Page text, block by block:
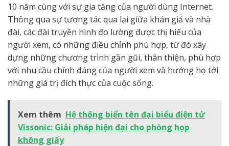
10 năm cùng với sự gia tăng của người dùng Internet.
Thông qua sự tương tác qua lại giữa khán giả và nhà
đài, các đài truyền hình đo lường được thị hiếu của
người xem, có những điều chỉnh phù hợp, từ đó xây
dựng những chương trình gần gũi, thân thiện, phù hợp
với nhu cầu chính đáng của người xem và hướng họ tới
những giá trị đích thực của cuộc sống.
Xem thêm Hệ thống biển tên đại biểu điện tử
Vissonic: Giải pháp hiện đại cho phòng họp
không giấy